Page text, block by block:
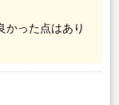
かった点はあり